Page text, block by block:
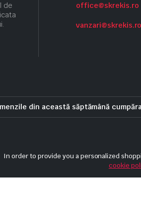
de
office@skrekis.ro
vanzari@skrekis.ro
din această săptămână
urile Termeni si conditii Politica
In order to provide you a personalized
cookie